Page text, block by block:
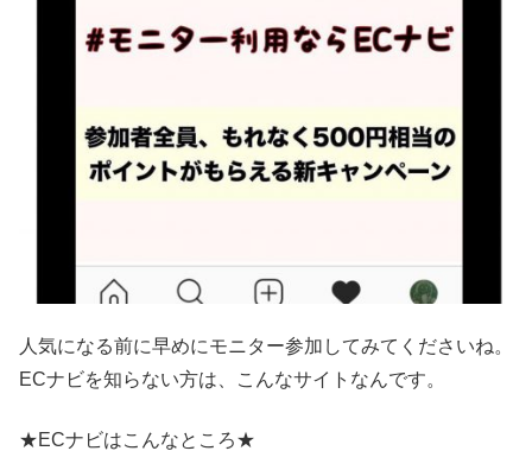
人気になる前に早めにモニター参加してみてくださいね。
ECナビを知らない方は、こんなサイトなんです。
★ECナビはこんなところ★